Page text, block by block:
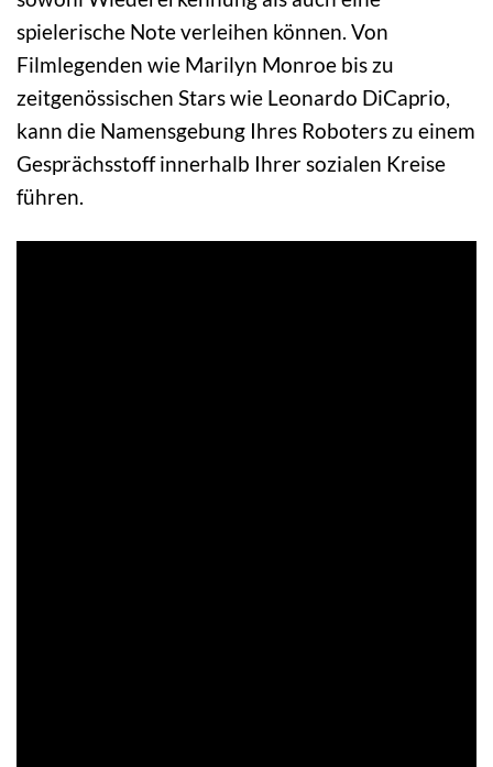
spielerische Note verleihen können. Von
Filmlegenden wie Marilyn Monroe bis zu
zeitgenössischen Stars wie Leonardo DiCaprio,
kann die Namensgebung Ihres Roboters zu einem
Gesprächsstoff innerhalb Ihrer sozialen Kreise
führen.